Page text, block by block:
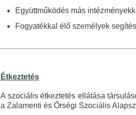
Együttműködés más
Fogyatékkal élő személyek
Étkeztetés
A szociális étkeztetés ellátása
a Zalamenti és Őrségi Szociális